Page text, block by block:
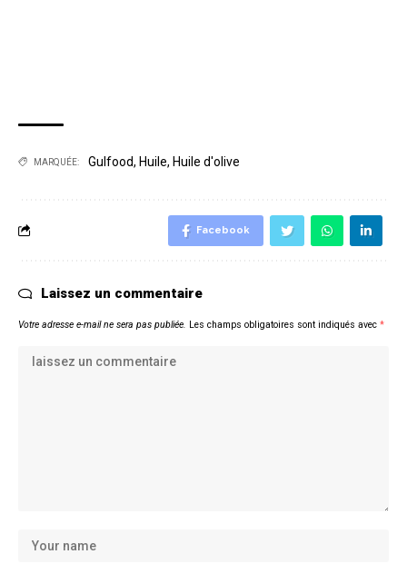
MARQUÉE: Gulfood, Huile, Huile d'olive
Facebook
Laissez un commentaire
Votre adresse e-mail ne sera pas publiée. Les champs obligatoires sont indiqués avec *